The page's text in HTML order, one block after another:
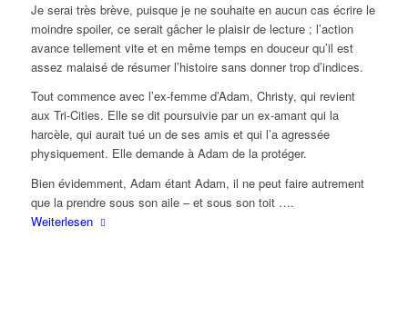
Je serai très brève, puisque je ne souhaite en aucun cas écrire le
moindre spoiler, ce serait gâcher le plaisir de lecture ; l’action
avance tellement vite et en même temps en douceur qu’il est
assez malaisé de résumer l’histoire sans donner trop d’indices.
Tout commence avec l’ex-femme d’Adam, Christy, qui revient
aux Tri-Cities. Elle se dit poursuivie par un ex-amant qui la
harcèle, qui aurait tué un de ses amis et qui l’a agressée
physiquement. Elle demande à Adam de la protéger.
Bien évidemment, Adam étant Adam, il ne peut faire autrement
que la prendre sous son aile – et sous son toit ….
Weiterlesen